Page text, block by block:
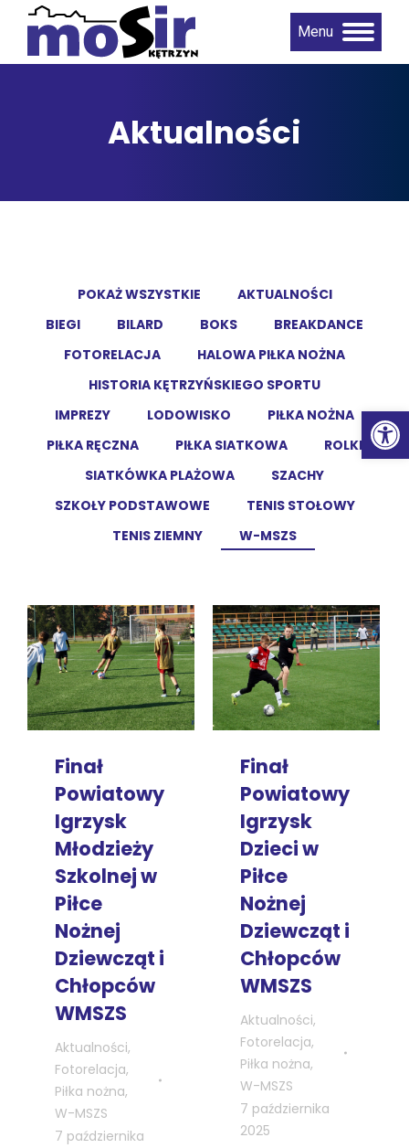
Menu
Aktualności
POKAŻ WSZYSTKIE
AKTUALNOŚCI
BIEGI
BILARD BOKS
BREAKDANCE
FOTORELACJA
HALOWA PIŁKA NOŻNA
HISTORIA KĘTRZYŃSKIEGO SPORTU
IMPREZY
LODOWISKO
PIŁKA NOŻNA
PIŁKA RĘCZNA
PIŁKA SIATKOWA
ROLKI
SIATKÓWKA PLAŻOWA
SZACHY
SZKOŁY PODSTAWOWE
TENIS STOŁOWY
TENIS ZIEMNY
W-MSZS
Finał
Powiatowy
Igrzysk
Młodzieży
Szkolnej w
Piłce
Nożnej
Dziewcząt i
Chłopców
WMSZS
Aktualności,
Fotorelacja,
Piłka nożna,
W-MSZS
7 października
Finał
Powiatowy
Igrzysk
Dzieci w
Piłce
Nożnej
Dziewcząt i
Chłopców
WMSZS
Aktualności,
Fotorelacja,
Piłka nożna,
W-MSZS
7 października
2025